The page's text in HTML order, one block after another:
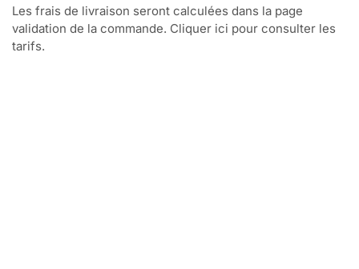
Les frais de livraison seront calculées dans la page
validation de la commande. Cliquer ici pour consulter les
tarifs.